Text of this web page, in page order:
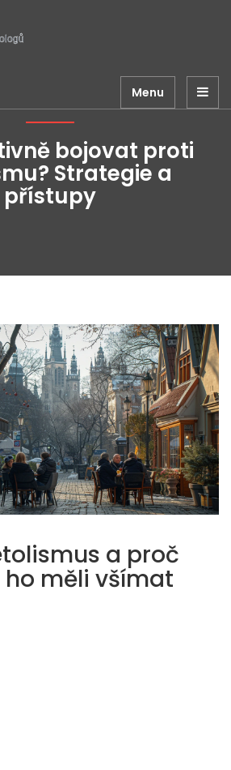
Menu
bojovat proti
Strategie a
přístupy
a proč
měli všímat